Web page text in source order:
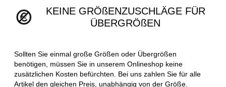
KEINE GRÖßENZUSCHLÄGE FÜR
ÜBERGRÖßEN
Sollten Sie einmal große Größen oder Übergrößen
benötigen, müssen Sie in unserem Onlineshop keine
zusätzlichen Kosten befürchten. Bei uns zahlen Sie für alle
Artikel den gleichen Preis, unabhängig von der Größe.